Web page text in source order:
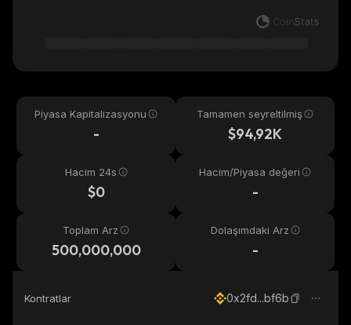
Piyasa Kapitalizasyonu
-
Tamamen seyreltilmiş
$94,92K
Hacim 24s
$0
Hacim/Piyasa değeri
-
Toplam Arz
500,000,000
Dolaşımdaki Arz
-
Kontratlar 0x2fd...bf6b